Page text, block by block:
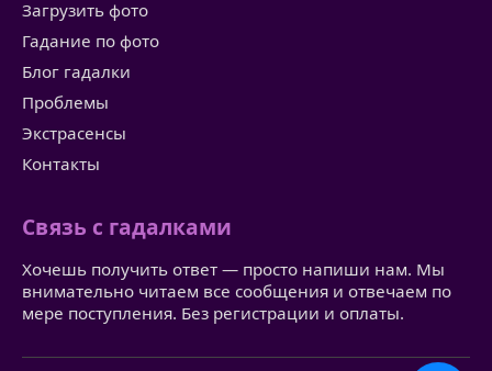
Загрузить фото
Гадание по фото
Блог гадалки
Проблемы
Экстрасенсы
Контакты
Связь с гадалками
Хочешь получить ответ — просто напиши нам. Мы
внимательно читаем все сообщения и отвечаем по
мере поступления. Без регистрации и оплаты.